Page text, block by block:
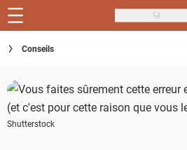
Skip
to
main
Recettes
Inspirations
Conseils
Conseils
Shutterstock